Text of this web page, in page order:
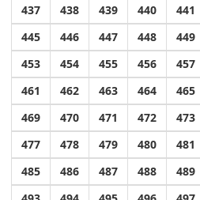
437
438 439 440 441
445
446 447 448 449
453
454 455 456 457
461
462 463 464 465
469
470 471 472 473
477
478 479 480 481
485
486 487 488 489